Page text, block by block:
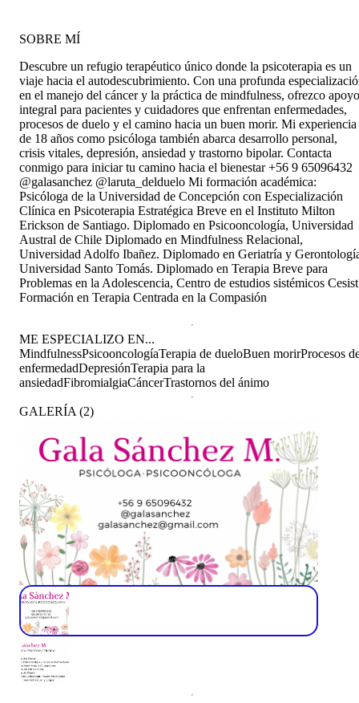
SOBRE MÍ
Descubre un refugio terapéutico único donde la psicoterapia es un
viaje hacia el autodescubrimiento. Con una profunda
en el manejo del cáncer y la práctica de mindfulness, ofrezco apoyo
integral para pacientes y cuidadores que enfrentan enfermedades,
procesos de duelo y el camino hacia un buen morir. Mi experiencia
de 18 años como psicóloga también abarca desarrollo personal,
crisis vitales, depresión, ansiedad y trastorno bipolar. Contacta
conmigo para iniciar tu camino hacia el bienestar +56 9 65096432
@galasanchez @laruta_delduelo Mi formación académica:
Psicóloga de la Universidad de Concepción con Especialización
Clínica en Psicoterapia Estratégica Breve en el Instituto Milton
Erickson de Santiago. Diplomado en Psicooncología, Universidad
Austral de Chile Diplomado en Mindfulness Relacional,
Universidad Adolfo Ibañez. Diplomado en Geriatría y
Universidad Santo Tomás. Diplomado en Terapia Breve para
Problemas en la Adolescencia, Centro de estudios sistémicos
Formación en Terapia Centrada en la Compasión
ME ESPECIALIZO EN...
MindfulnessPsicooncologíaTerapia de dueloBuen morirProcesos
enfermedadDepresiónTerapia para la
ansiedadFibromialgiaCáncerTrastornos del ánimo
GALERÍA (2)